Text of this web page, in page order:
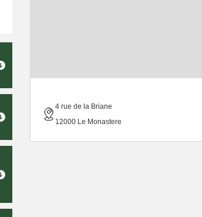
4 rue de la Briane
12000 Le Monastere